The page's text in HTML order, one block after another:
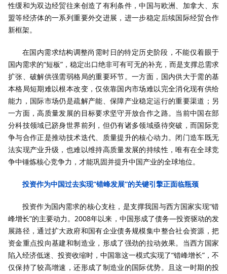
性缓和为双边经贸往来创造了有利条件，中国与欧洲、加拿大、东
盟等经济体的一系列重要外交进展，进一步稳定后续国际经贸合作
新框架。
在国内需求结构调整尚需时日的特定历史阶段，不能仅着眼于
国内需求的“短板”，稳定出口绝非可有可无的补充，而是支撑总需求
扩张、破解供强需弱格局的重要环节。一方面，国内供大于需的基
本格局短期难以根本改变，仅依靠国内市场难以完全消化现有供给
能力，国际市场仍是疏解产能、保障产业稳定运行的重要渠道；另
一方面，高质量发展的目标要求坚守开放合作之路。当前中国在部
分科技领域已跻身世界前列，但仍有诸多领域亟待突破，而国际竞
争与合作正是推动技术迭代、质量提升的核心动力。闭门造车既无
法实现产业升级，也难以维持高质量发展的持续性，唯有在全球竞
争中锤炼核心竞争力，才能巩固并提升中国产业的全球地位。
投资作为中国过去实现“错峰发展”的关键引擎正面临瓶颈
投资作为国内需求的核心支柱，是支撑我国与西方国家实现“错
峰增长”的主要动力。2008年以来，中国形成了债务—投资驱动的发
展路径，通过扩大政府和国有企业债务规模集中整合社会资源，把
资金重点投向基建和制造业，形成了强劲的拉动效果。当西方国家
陷入经济低迷、投资收缩时，中国靠这一模式实现了“错峰增长”，不
仅保持了较高增速，还形成了制造业的国际优势。且这一时期的投